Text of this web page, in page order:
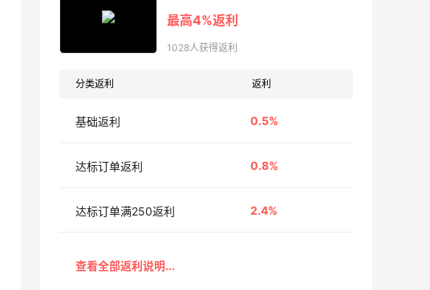
最高4%返利
1028人获得返利
分类返利 返利
基础返利 0.5%
达标订单返利 0.8%
达标订单满250返利 2.4%